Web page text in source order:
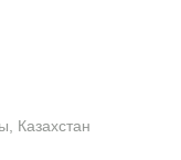
Казахстан